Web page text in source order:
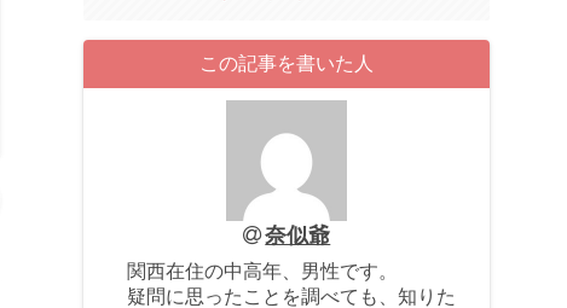
この記事を書いた人
奈似爺
関西在住の中高年、男性です。
疑問に思ったことを調べても、知りた